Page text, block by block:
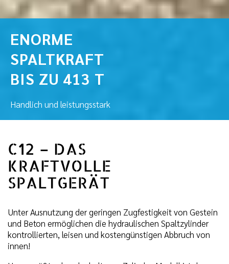
ENORME
SPALTKRAFT
BIS ZU 413 T
Handlich und leistungsstark
C12 – DAS
KRAFTVOLLE
SPALTGERÄT
Unter Ausnutzung der geringen Zugfestigkeit von Gestein
und Beton ermöglichen die hydraulischen Spaltzylinder
kontrollierten, leisen und kostengünstigen Abbruch von
innen!